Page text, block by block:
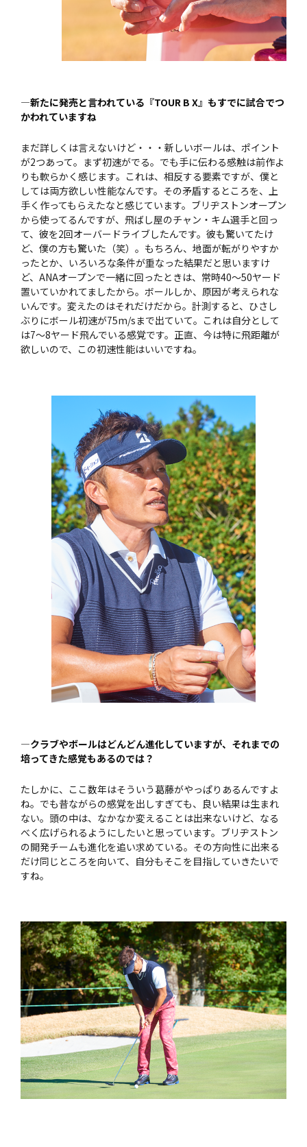
—新たに発売と言われている『TOUR B X』もすでに試合でつ
かわれていますね
まだ詳しくは言えないけど・・・新しいボールは、ポイント
が2つあって。まず初速がでる。でも手に伝わる感触は前作よ
りも軟らかく感じます。これは、相反する要素ですが、僕と
しては両方欲しい性能なんです。その矛盾するところを、上
手く作ってもらえたなと感じています。ブリヂストンオープン
から使ってるんですが、飛ばし屋のチャン・キム選手と回っ
て、彼を2回オーバードライブしたんです。彼も驚いてたけ
ど、僕の方も驚いた（笑）。もちろん、地面が転がりやすか
ったとか、いろいろな条件が重なった結果だと思いますけ
ど、ANAオープンで一緒に回ったときは、常時40〜50ヤード
置いていかれてましたから。ボールしか、原因が考えられな
いんです。変えたのはそれだけだから。計測すると、ひさし
ぶりにボール初速が75m/sまで出ていて。これは自分として
は7〜8ヤード飛んでいる感覚です。正直、今は特に飛距離が
欲しいので、この初速性能はいいですね。
—クラブやボールはどんどん進化していますが、それまでの
培ってきた感覚もあるのでは？
たしかに、ここ数年はそういう葛藤がやっぱりあるんですよ
ね。でも昔ながらの感覚を出しすぎても、良い結果は生まれ
ない。頭の中は、なかなか変えることは出来ないけど、なる
べく広げられるようにしたいと思っています。ブリヂストン
の開発チームも進化を追い求めている。その方向性に出来る
だけ同じところを向いて、自分もそこを目指していきたいで
すね。